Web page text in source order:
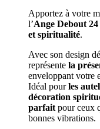
Apportez à votre
l’Ange Debout 24
et spiritualité.
Avec son design
représente la
enveloppant votre
Idéal pourles
décoration
parfait pour ceux
bonnes vibrations.